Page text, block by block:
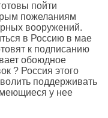
пойти
пожеланиям
вооружений.
в Россию в мае
к подписанию
обоюдное
? Россия этого
поддерживать
у нее